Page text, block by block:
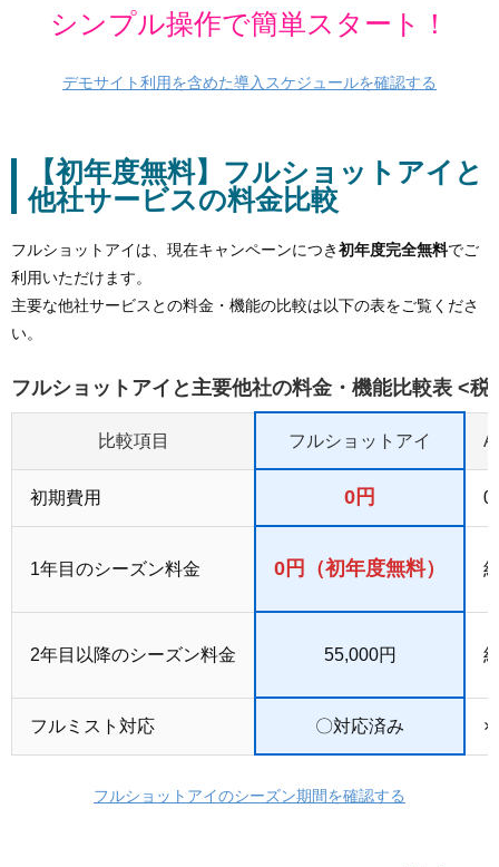
シンプル操作で簡単スタート！
デモサイト利用を含めた導入スケジュールを確認する
【初年度無料】フルショットアイと
他社サービスの料金比較
フルショットアイは、現在キャンペーンにつき初年度完全無料でご
利用いただけます。
主要な他社サービスとの料金・機能の比較は以下の表をご覧くださ
い。
フルショットアイと主要他社の料金・機能比較表 <税
比較項目 フルショットアイ A
初期費用 0円 0
1年目のシーズン料金 0円（初年度無料）
2年目以降のシーズン料金 55,000円
フルミスト対応 〇対応済み ×
フルショットアイのシーズン期間を確認する